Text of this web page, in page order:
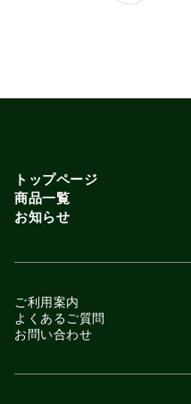
トップページ
商品一覧
お知らせ
ご利用案内
よくあるご質問
お問い合わせ